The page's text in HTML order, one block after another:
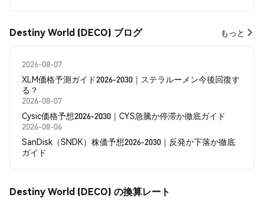
Destiny World (DECO) ブログ もっと
2026-08-07
XLM価格予測ガイド2026-2030｜ステラルーメン今後回復す
る？
2026-08-07
Cysic価格予想2026-2030｜CYS急騰か停滞か徹底ガイド
2026-08-06
SanDisk（SNDK）株価予想2026-2030｜反発か下落か徹底
ガイド
Destiny World (DECO) の換算レート